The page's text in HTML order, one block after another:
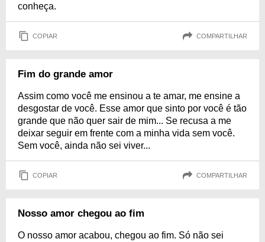
conheça.
COPIAR COMPARTILHAR
Fim do grande amor
Assim como você me ensinou a te amar, me ensine a
desgostar de você. Esse amor que sinto por você é tão
grande que não quer sair de mim... Se recusa a me
deixar seguir em frente com a minha vida sem você.
Sem você, ainda não sei viver...
COPIAR COMPARTILHAR
Nosso amor chegou ao fim
O nosso amor acabou, chegou ao fim. Só não sei